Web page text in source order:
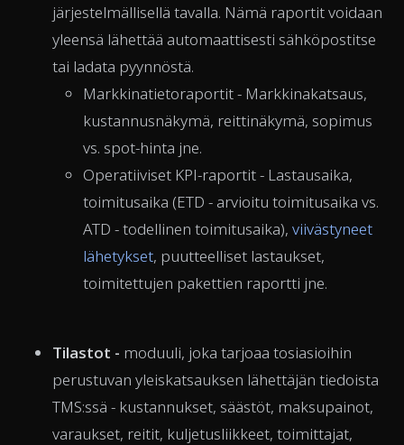
järjestelmällisellä tavalla. Nämä raportit voidaan
yleensä lähettää automaattisesti sähköpostitse
tai ladata pyynnöstä.
Markkinatietoraportit - Markkinakatsaus,
kustannusnäkymä, reittinäkymä, sopimus
vs. spot-hinta jne.
Operatiiviset KPI-raportit - Lastausaika,
toimitusaika (ETD - arvioitu toimitusaika vs.
ATD - todellinen toimitusaika), viivästyneet
lähetykset, puutteelliset lastaukset,
toimitettujen pakettien raportti jne.
Tilastot - moduuli, joka tarjoaa tosiasioihin
perustuvan yleiskatsauksen lähettäjän tiedoista
TMS:ssä - kustannukset, säästöt, maksupainot,
varaukset, reitit, kuljetusliikkeet, toimittajat,